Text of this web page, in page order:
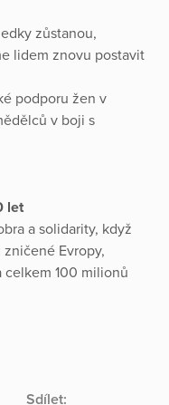
zůstanou,
lidem znovu postavit
podporu žen v
v boji s
let
a solidarity, když
zničené Evropy,
100 milionů
Sdílet: